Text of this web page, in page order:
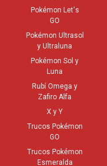
Pokémon Let's
GO
Pokémon Ultrasol
y Ultraluna
Pokémon Sol y
Luna
Rubí Omega y
Zafiro Alfa
X y Y
Trucos Pokémon
GO
Trucos Pokémon
Esmeralda